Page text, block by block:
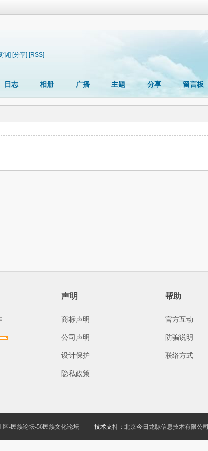
制] [分享] [RSS]
日志 相册 广播 主题 分享 留言板
声明
商标声明
公司声明
设计保护
隐私政策
帮助
官方互动
防骗说明
联络方式
区-民族论坛-56民族文化论坛 技术支持： 北京今日龙脉信息技术有限公司